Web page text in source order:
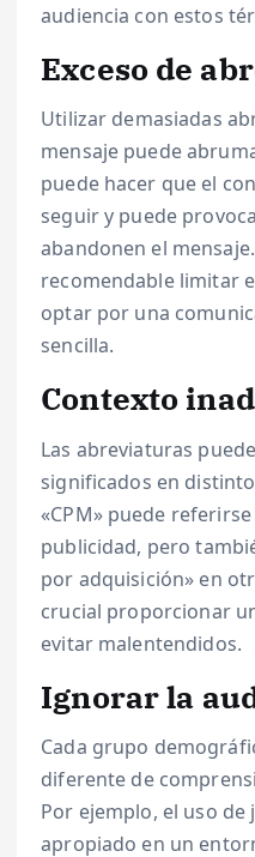
audiencia con estos
Exceso de
Utilizar demasiadas
mensaje puede
puede hacer que el
seguir y puede
abandonen el
recomendable limitar
optar por una
sencilla.
Contexto
Las abreviaturas
significados en
«CPM» puede
publicidad, pero
por adquisición» en
crucial proporcionar
evitar malentendidos.
Ignorar la
Cada grupo
diferente de
Por ejemplo, el uso
apropiado en un